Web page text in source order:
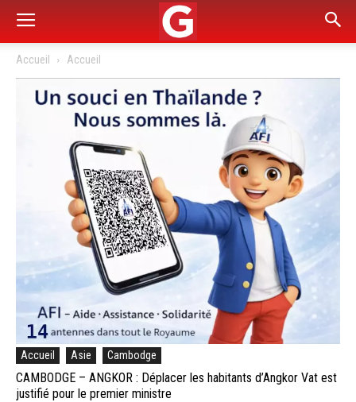
Accueil Accueil
Accueil Asie Cambodge
CAMBODGE – ANGKOR : Déplacer les habitants d’Angkor Vat est
justifié pour le premier ministre